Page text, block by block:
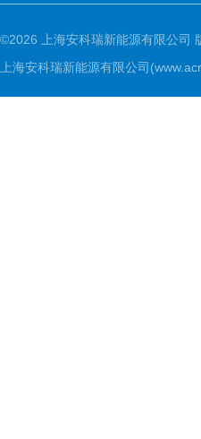
©2026 上海安科瑞新能源有限公司
上海安科瑞新能源有限公司